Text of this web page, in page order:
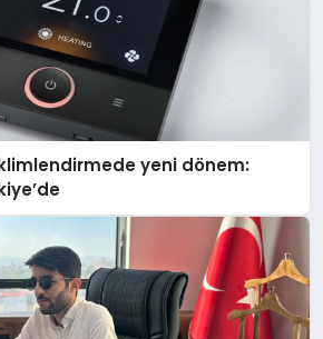
yeni dönem: